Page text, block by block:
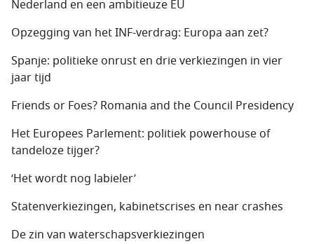
Nederland en een ambitieuze EU
Opzegging van het INF-verdrag: Europa aan zet?
Spanje: politieke onrust en drie verkiezingen in vier
jaar tijd
Friends or Foes? Romania and the Council Presidency
Het Europees Parlement: politiek powerhouse of
tandeloze tijger?
‘Het wordt nog labieler’
Statenverkiezingen, kabinetscrises en near crashes
De zin van waterschapsverkiezingen